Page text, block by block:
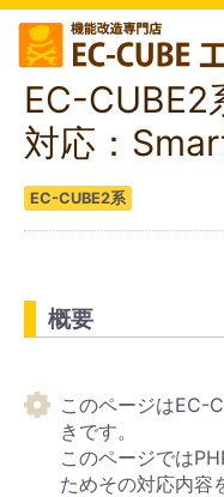
EC-CUBE2
対応：
EC-CUBE2系
概要
このページはEC-
きです。
このページでは
ためその対応内容